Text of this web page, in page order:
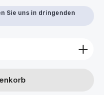
Sie uns in dringenden
Wert ein